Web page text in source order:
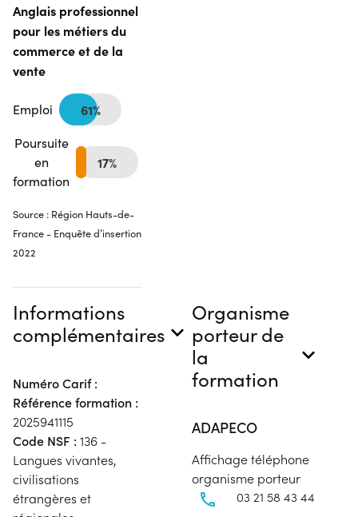
Anglais professionnel
pour les métiers du
commerce et de la
vente
Emploi 61%
Poursuite
en
formation
17%
Source : Région Hauts-de-
France - Enquête d’insertion
2022
Informations
complémentaires
Numéro Carif :
Référence formation :
2025941115
Code NSF : 136 -
Langues vivantes,
civilisations
étrangères et
Organisme
porteur de
la
formation
ADAPECO
Affichage téléphone
organisme porteur
03 21 58 43 44